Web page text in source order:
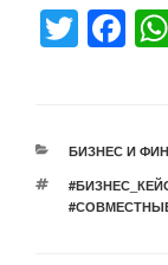
T
er
F
e
b
o
РУБРИКИ
БИЗНЕС И
МЕТКИ